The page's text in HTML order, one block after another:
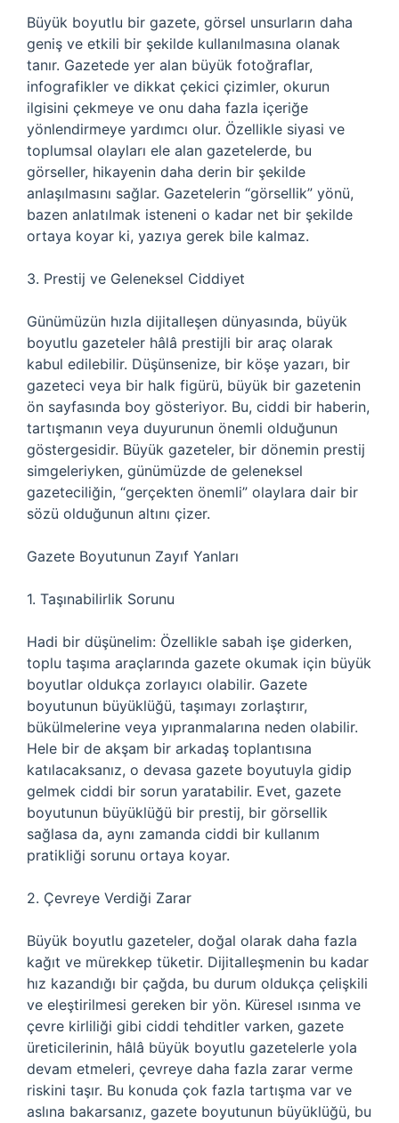
Büyük boyutlu bir gazete, görsel unsurların daha
geniş ve etkili bir şekilde kullanılmasına olanak
tanır. Gazetede yer alan büyük fotoğraflar,
infografikler ve dikkat çekici çizimler, okurun
ilgisini çekmeye ve onu daha fazla içeriğe
yönlendirmeye yardımcı olur. Özellikle siyasi ve
toplumsal olayları ele alan gazetelerde, bu
görseller, hikayenin daha derin bir şekilde
anlaşılmasını sağlar. Gazetelerin “görsellik” yönü,
bazen anlatılmak isteneni o kadar net bir şekilde
ortaya koyar ki, yazıya gerek bile kalmaz.
3. Prestij ve Geleneksel Ciddiyet
Günümüzün hızla dijitalleşen dünyasında, büyük
boyutlu gazeteler hâlâ prestijli bir araç olarak
kabul edilebilir. Düşünsenize, bir köşe yazarı, bir
gazeteci veya bir halk figürü, büyük bir gazetenin
ön sayfasında boy gösteriyor. Bu, ciddi bir haberin,
tartışmanın veya duyurunun önemli olduğunun
göstergesidir. Büyük gazeteler, bir dönemin prestij
simgeleriyken, günümüzde de geleneksel
gazeteciliğin, “gerçekten önemli” olaylara dair bir
sözü olduğunun altını çizer.
Gazete Boyutunun Zayıf Yanları
1. Taşınabilirlik Sorunu
Hadi bir düşünelim: Özellikle sabah işe giderken,
toplu taşıma araçlarında gazete okumak için büyük
boyutlar oldukça zorlayıcı olabilir. Gazete
boyutunun büyüklüğü, taşımayı zorlaştırır,
bükülmelerine veya yıpranmalarına neden olabilir.
Hele bir de akşam bir arkadaş toplantısına
katılacaksanız, o devasa gazete boyutuyla gidip
gelmek ciddi bir sorun yaratabilir. Evet, gazete
boyutunun büyüklüğü bir prestij, bir görsellik
sağlasa da, aynı zamanda ciddi bir kullanım
pratikliği sorunu ortaya koyar.
2. Çevreye Verdiği Zarar
Büyük boyutlu gazeteler, doğal olarak daha fazla
kağıt ve mürekkep tüketir. Dijitalleşmenin bu kadar
hız kazandığı bir çağda, bu durum oldukça çelişkili
ve eleştirilmesi gereken bir yön. Küresel ısınma ve
çevre kirliliği gibi ciddi tehditler varken, gazete
üreticilerinin, hâlâ büyük boyutlu gazetelerle yola
devam etmeleri, çevreye daha fazla zarar verme
riskini taşır. Bu konuda çok fazla tartışma var ve
aslına bakarsanız, gazete boyutunun büyüklüğü, bu